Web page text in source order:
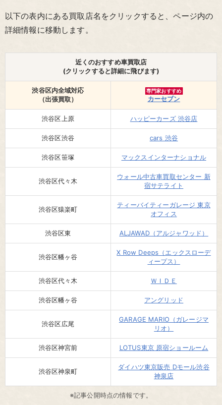
以下の表内にある買取店名をクリックすると、ページ内の
詳細情報に移動します。
近くのおすすめ車買取店
(クリックすると詳細に飛びます)
渋谷区内全域対応
（出張買取）
専門家おすすめ
カーセブン
渋谷区上原 ハッピーカーズ 渋谷店
渋谷区渋谷 cars 渋谷
渋谷区笹塚 マックスインターナショナル
渋谷区代々木
ウォール中古車買取センター 新
宿サテライト
渋谷区猿楽町
ティーバイティーガレージ 東京
オフィス
渋谷区東 ALJAWAD（アルジャワッド）
渋谷区幡ヶ谷
X Row Deeps（エックスローデ
ィープス）
渋谷区代々木 ＷＩＤＥ
渋谷区幡ヶ谷 アングリッド
渋谷区広尾
GARAGE MARIO（ガレージマ
リオ）
渋谷区神宮前 LOTUS東京 原宿ショールーム
渋谷区神泉町
ダイハツ東京販売 Dモール渋谷
神泉店
※記事公開時点の情報です。